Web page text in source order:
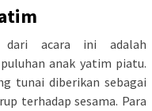
acara ini adalah
anak yatim piatu.
tunai diberikan sebagai
terhadap sesama. Para